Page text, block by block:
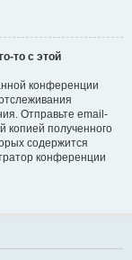
то с этой
конференции
Отправьте email-
копией полученного
содержится
конференции